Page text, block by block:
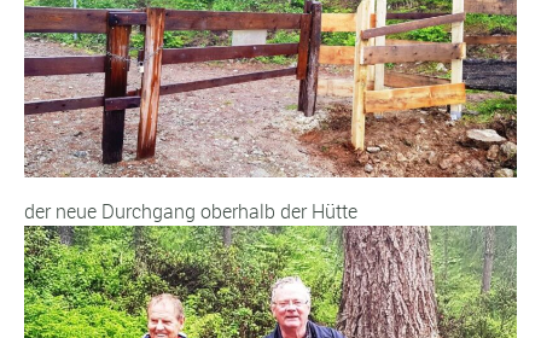
der neue Durchgang oberhalb der Hütte